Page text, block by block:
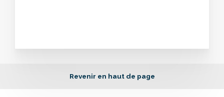
Revenir en haut de page